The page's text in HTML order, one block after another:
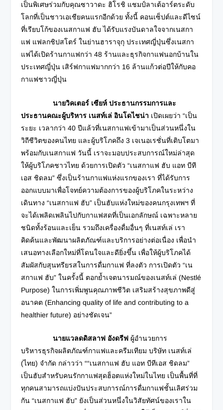
เป็นพิเศษร่วมกับคุณซาวาดะ ฮิโรชิ แชมป์ลาเต้อาร์ตระดับ
โลกที่เป็นชาวเอเชียคนแรกอีกด้วย ทั้งนี้ คอนเซ็ปต์และดีไซน์
ที่เรียบโก้ของเนสกาแฟ ฮับ ได้รับแรงบันดาลใจจากเนสกา
แฟ แฟลกชิปสโตร์ ในย่านฮาราจุกุ ประเทศญี่ปุ่นซึ่งเนสกา
แฟได้เปิดร้านกาแฟกว่า 48 ร้านและธุรกิจกาแฟนอกบ้านใน
ประเทศญี่ปุ่น เสิร์ฟกาแฟมากกว่า 16 ล้านแก้วต่อปีให้กับคอ
กาแฟชาวญี่ปุ่น
นายวิคเตอร์ เซียห์ ประธานกรรมการและ
ประธานคณะผู้บริหาร เนสท์เล่ อินโดไชน่า เปิดเผยว่า “เป็น
ระยะ เวลากว่า 40 ปีแล้วที่เนสกาแฟเข้ามาเป็นส่วนหนึ่งใน
วิถีชีวิตของคนไทย และผู้บริโภคถึง 3 เจเนอเรชั่นที่เติบโตมา
พร้อมกับเนสกาแฟ วันนี้ เราจะมอบประสบการณ์ใหม่ล่าสุด
ให้ผู้บริโภคชาวไทย ด้วยการเปิดตัว “เนสกาแฟ ฮับ แอท บีที
เอส ชิดลม” ซึ่งเป็นร้านกาแฟแห่งแรกของเรา ที่ได้รับการ
ออกแบบมาเพื่อโจทย์ความต้องการของผู้บริโภคในระหว่าง
เดินทาง “เนสกาแฟ ฮับ” เป็นฮับแห่งใหม่ของคนกรุงเทพฯ ที่
จะได้เพลิดเพลินไปกับกาแฟสดที่เป็นเอกลักษณ์ เฉพาะหลาย
ชนิดทั้งร้อนและเย็น รวมถึงเครื่องดื่มอื่นๆ ที่เนสท์เล่ เรา
คิดค้นและพัฒนาผลิตภัณฑ์และบริการอย่างต่อเนื่อง เพื่อนำ
เสนอทางเลือกใหม่ที่โดนใจและดียิ่งขึ้น เพื่อให้ผู้บริโภคได้
สัมผัสกับสุนทรียรสในการดื่มกาแฟ ที่ลงตัว การเปิดตัว “เน
สกาแฟ ฮับ” ในครั้งนี้ ตอกย้ำเจตนารมณ์ของเนสท์เล่ (Nestlé
Purpose) ในการเพิ่มพูนคุณภาพชีวิต เสริมสร้างสุขภาพดีสู่
อนาคต (Enhancing quality of life and contributing to a
healthier future) อย่างชัดเจน”
นายแวลดดิสลาฟ อังดรีฟ ผู้อำนวยการ
บริหารธุรกิจผลิตภัณฑ์กาแฟและครีมเทียม บริษัท เนสท์เล่
(ไทย) จำกัด กล่าวว่า ““เนสกาแฟ ฮับ แอท บีทีเอส ชิดลม”
เป็นฮับสำหรับคนรักกาแฟสุดฮ็อตแห่งใหม่ในไทย เป็นพื้นที่ที่
ทุกคนสามารถแบ่งปันประสบการณ์การดื่มกาแฟชั้นเลิศร่วม
กัน “เนสกาแฟ ฮับ” ยังเป็นส่วนหนึ่งในวิสัยทัศน์ของเราใน